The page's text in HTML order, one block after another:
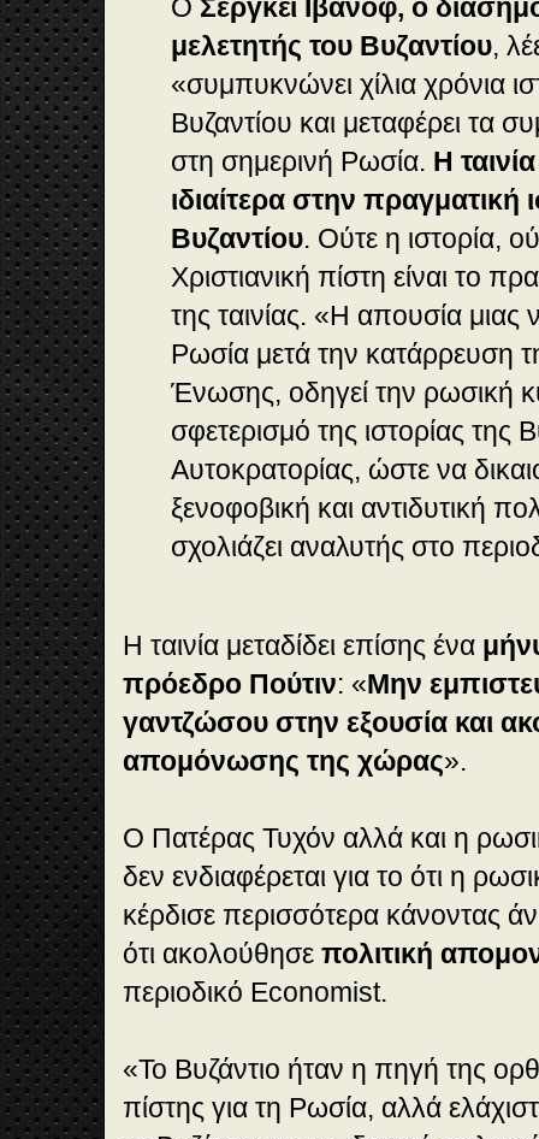
O Σεργκέϊ Ιβανόφ, ο
μελετητής του Βυζαντίου,
«συμπυκνώνει χίλια χρόνια
Βυζαντίου και μεταφέρει τα
στη σημερινή Ρωσία. Η
ιδιαίτερα στην πραγματική
Βυζαντίου. Ούτε η ιστορία,
Χριστιανική πίστη είναι το
της ταινίας. «Η απουσία μιας
Ρωσία μετά την κατάρρευση
Ένωσης, οδηγεί την ρωσική
σφετερισμό της ιστορίας της
Αυτοκρατορίας, ώστε να
ξενοφοβική και αντιδυτική
σχολιάζει αναλυτής στο
H ταινία μεταδίδει επίσης ένα
πρόεδρο Πούτιν: «Μην
γαντζώσου στην εξουσία και
απομόνωσης της χώρας».
O Πατέρας Τυχόν αλλά και η
δεν ενδιαφέρεται για το ότι η
κέρδισε περισσότερα κάνοντας
ότι ακολούθησε πολιτική
περιοδικό Economist.
«To Βυζάντιο ήταν η πηγή της
πίστης για τη Ρωσία, αλλά